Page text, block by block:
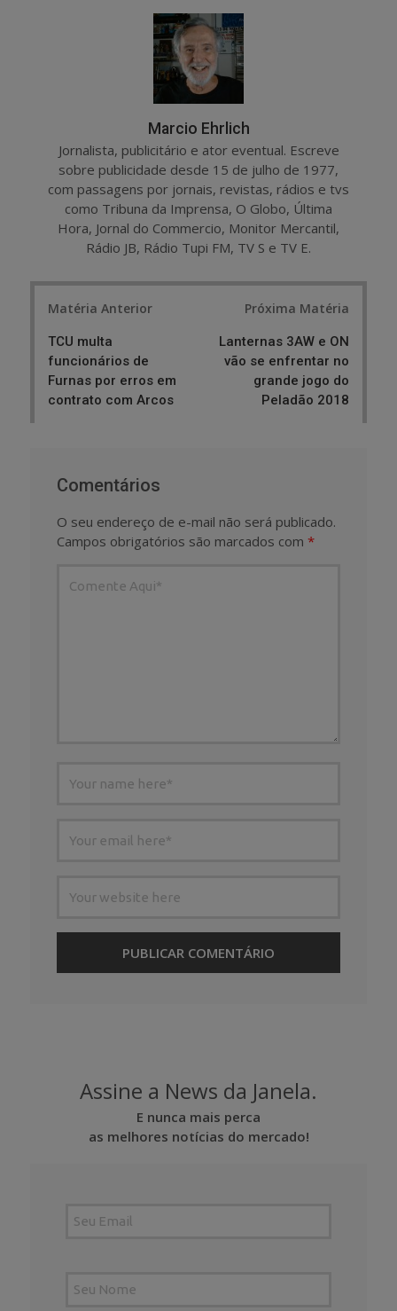
Marcio Ehrlich
Jornalista, publicitário e ator eventual. Escreve
sobre publicidade desde 15 de julho de 1977,
com passagens por jornais, revistas, rádios e tvs
como Tribuna da Imprensa, O Globo, Última
Hora, Jornal do Commercio, Monitor Mercantil,
Rádio JB, Rádio Tupi FM, TV S e TV E.
Matéria Anterior
TCU multa
funcionários de
Furnas por erros em
contrato com Arcos
Próxima Matéria
Lanternas 3AW e ON
vão se enfrentar no
grande jogo do
Peladão 2018
Comentários
O seu endereço de e-mail não será publicado.
Campos obrigatórios são marcados com *
Assine a News da Janela.
E nunca mais perca
as melhores notícias do mercado!